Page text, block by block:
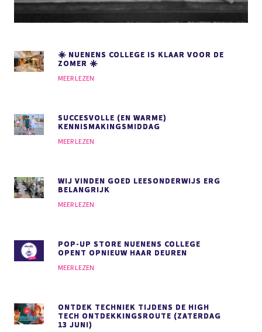
☀️ NUENENS COLLEGE IS KLAAR VOOR DE
ZOMER ☀️
MEER LEZEN
SUCCESVOLLE (EN WARME)
KENNISMAKINGSMIDDAG
MEER LEZEN
WIJ VINDEN GOED LEESONDERWIJS ERG
BELANGRIJK
MEER LEZEN
POP-UP STORE NUENENS COLLEGE
OPENT OPNIEUW HAAR DEUREN
MEER LEZEN
ONTDEK TECHNIEK TIJDENS DE HIGH
TECH ONTDEKKINGSROUTE (ZATERDAG
13 JUNI)